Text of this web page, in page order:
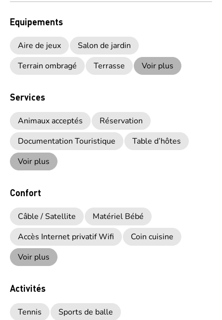
Equipements
Aire de jeux
Salon de jardin
Terrain ombragé
Terrasse Voir plus
Services
Animaux acceptés
Réservation
Documentation Touristique
Table d’hôtes
Voir plus
Confort
Câble / Satellite
Matériel Bébé
Accès Internet privatif Wifi
Coin cuisine
Voir plus
Activités
Tennis Sports de balle